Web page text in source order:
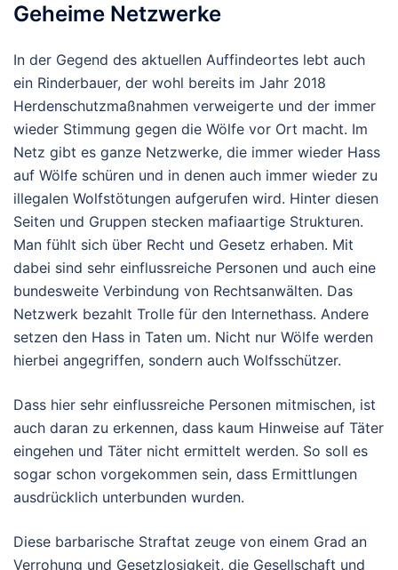
Geheime Netzwerke
In der Gegend des aktuellen Auffindeortes lebt auch
ein Rinderbauer, der wohl bereits im Jahr 2018
Herdenschutzmaßnahmen verweigerte und der immer
wieder Stimmung gegen die Wölfe vor Ort macht. Im
Netz gibt es ganze Netzwerke, die immer wieder Hass
auf Wölfe schüren und in denen auch immer wieder zu
illegalen Wolfstötungen aufgerufen wird. Hinter diesen
Seiten und Gruppen stecken mafiaartige Strukturen.
Man fühlt sich über Recht und Gesetz erhaben. Mit
dabei sind sehr einflussreiche Personen und auch eine
bundesweite Verbindung von Rechtsanwälten. Das
Netzwerk bezahlt Trolle für den Internethass. Andere
setzen den Hass in Taten um. Nicht nur Wölfe werden
hierbei angegriffen, sondern auch Wolfsschützer.
Dass hier sehr einflussreiche Personen mitmischen, ist
auch daran zu erkennen, dass kaum Hinweise auf Täter
eingehen und Täter nicht ermittelt werden. So soll es
sogar schon vorgekommen sein, dass Ermittlungen
ausdrücklich unterbunden wurden.
Diese barbarische Straftat zeuge von einem Grad an
Verrohung und Gesetzlosigkeit, die Gesellschaft und